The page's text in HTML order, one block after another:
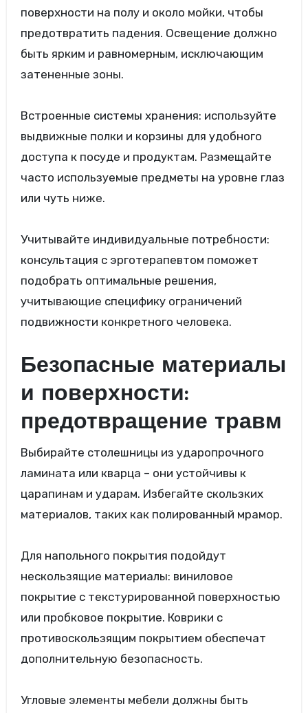
поверхности на полу и около мойки, чтобы
предотвратить падения. Освещение должно
быть ярким и равномерным, исключающим
затененные зоны.
Встроенные системы хранения: используйте
выдвижные полки и корзины для удобного
доступа к посуде и продуктам. Размещайте
часто используемые предметы на уровне глаз
или чуть ниже.
Учитывайте индивидуальные потребности:
консультация с эрготерапевтом поможет
подобрать оптимальные решения,
учитывающие специфику ограничений
подвижности конкретного человека.
Безопасные материалы
и поверхности:
предотвращение травм
Выбирайте столешницы из ударопрочного
ламината или кварца – они устойчивы к
царапинам и ударам. Избегайте скользких
материалов, таких как полированный мрамор.
Для напольного покрытия подойдут
нескользящие материалы: виниловое
покрытие с текстурированной поверхностью
или пробковое покрытие. Коврики с
противоскользящим покрытием обеспечат
дополнительную безопасность.
Угловые элементы мебели должны быть